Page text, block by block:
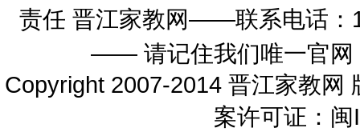
责任 晋江家教网——联系电话
—— 请记住我们唯一官网
Copyright 2007-2014 晋江家教网
案许可证：